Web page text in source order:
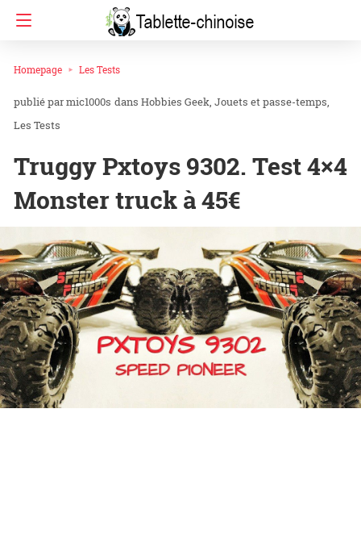
Homepage Les Tests
mic1000s dans Hobbies Geek Jouets et passe-temps
Les Tests
Truggy Pxtoys 9302. Test 4×4
Monster truck à 45€